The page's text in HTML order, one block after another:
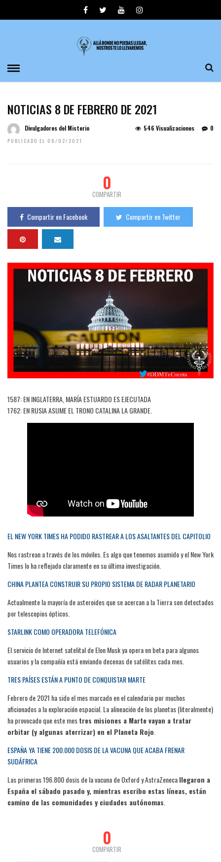
NOTICIAS 8 DE FEBRERO DE 2021
Divulgadores del Misterio
PUBLICADO EL 08/02/2021
0
546 Visualizaciones
0
COMPARTIR
Compartir en Facebook Compartir en Twitter
1587: EN INGLATERRA, MARÍA ESTUARDO ES EJECUTADA
1762: EN RUSIA ASUME EL TRONO CATALINA LA GRANDE.
EL NEW YORK TIMES HA PODIDO RASTREAR A LOS ASALTANTES DEL CAPITOLIO
Nos rastrean a través de los móviles. Es algo que tenemos asumido y el New York
Times lo ha reflejado claramente en su última investigación.
CHINA PLANTEA CONSTRUIR SU PROPIO SISTEMA DE RADAR PLANETARIO
Actualmente la mayoría de asteroides que se acercan a la Tierra son detectados
por telescopios ópticos.
STARLINK COMO OPERADORA TELEFÓNICA
El servicio de Internet satelital de Elon Musk ya opera en beta para algunos
usuarios y la compañía está enviando decenas de satélites cada mes.
TRES PAÍSES ESTÁN A PUNTO DE CONQUISTAR MARTE
Febrero de 2021 ha sido el mes marcado en el calendario por muchos
aficionados a la exploración espacial. La alineación de los planetas (literalmente)
ha provocado que este mestres misiones a Marte vayan a tratar
orbitar (y algunas aterrizar) en el Planeta Rojo
ESPAÑA YA TIENE 200.000 DOSIS DE LA VACUNA QUE ACABA FRENAR
SUDÁFRICA
Las primeras 196.800 dosis de la vacuna de Oxford y AstraZenecallegaron a
España el sábado pasado y, mientras escribo estas líneas, están
camino de las comunidades y ciudades autónomas
0
COMPARTIR